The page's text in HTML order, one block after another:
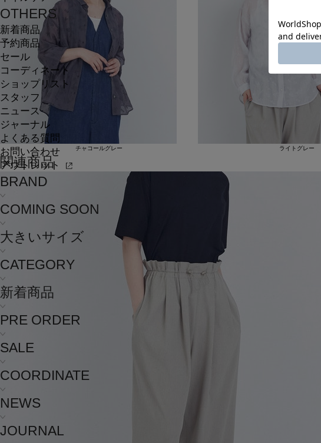
OTHERS
新着商品
予約商品
セール
コーディネート
ショップリスト
スタッフ
ニュース
ジャーナル
よくある質問
お問い合わせ
アウトレット
BRAND
COMING SOON
大きいサイズ
CATEGORY
新着商品
PRE ORDER
SALE
COORDINATE
NEWS
JOURNAL
チャコールグレー ライトグレー
関連商品